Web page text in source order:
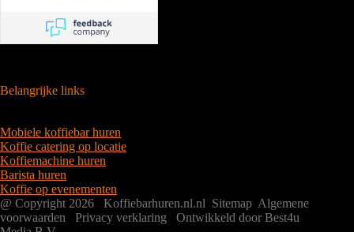
Belangrijke links
Mobiele koffiebar huren
Koffie catering op locatie
Koffiemachine huren
Barista huren
Koffie op evenementen
@ Copyright 2026 Koffiebarhuren.nl.nl Sitemap Algemene
voorwaarden
Privacy verklaring
Ontwikkeld door Best4u